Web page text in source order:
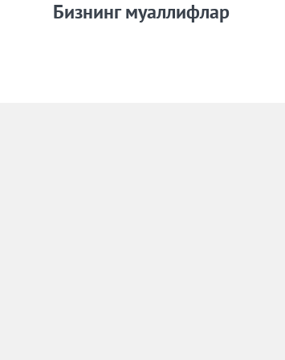
Бизнинг муаллифлар